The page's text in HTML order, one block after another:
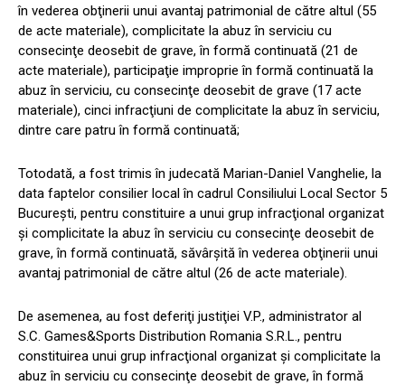
în vederea obţinerii unui avantaj patrimonial de către altul (55
de acte materiale), complicitate la abuz în serviciu cu
consecinţe deosebit de grave, în formă continuată (21 de
acte materiale), participaţie improprie în formă continuată la
abuz în serviciu, cu consecinţe deosebit de grave (17 acte
materiale), cinci infracţiuni de complicitate la abuz în serviciu,
dintre care patru în formă continuată;
Totodată, a fost trimis în judecată Marian-Daniel Vanghelie, la
data faptelor consilier local în cadrul Consiliului Local Sector 5
Bucureşti, pentru constituire a unui grup infracţional organizat
şi complicitate la abuz în serviciu cu consecinţe deosebit de
grave, în formă continuată, săvârşită în vederea obţinerii unui
avantaj patrimonial de către altul (26 de acte materiale).
De asemenea, au fost deferiţi justiţiei V.P., administrator al
S.C. Games&Sports Distribution Romania S.R.L., pentru
constituirea unui grup infracţional organizat şi complicitate la
abuz în serviciu cu consecinţe deosebit de grave, în formă